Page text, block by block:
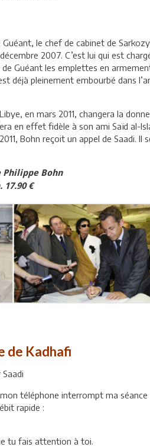
le chef de cabinet de
2007. C’est lui qui est
Guéant les emplettes en
déjà pleinement embourbé dans
en mars 2011, changera la
en effet fidèle à son ami Saïd al-
Bohn reçoit un appel de Saadi. Il
Philippe Bohn
17.90 €
de Kadhafi
téléphone interrompt ma
rapide :
tu fais attention à toi.